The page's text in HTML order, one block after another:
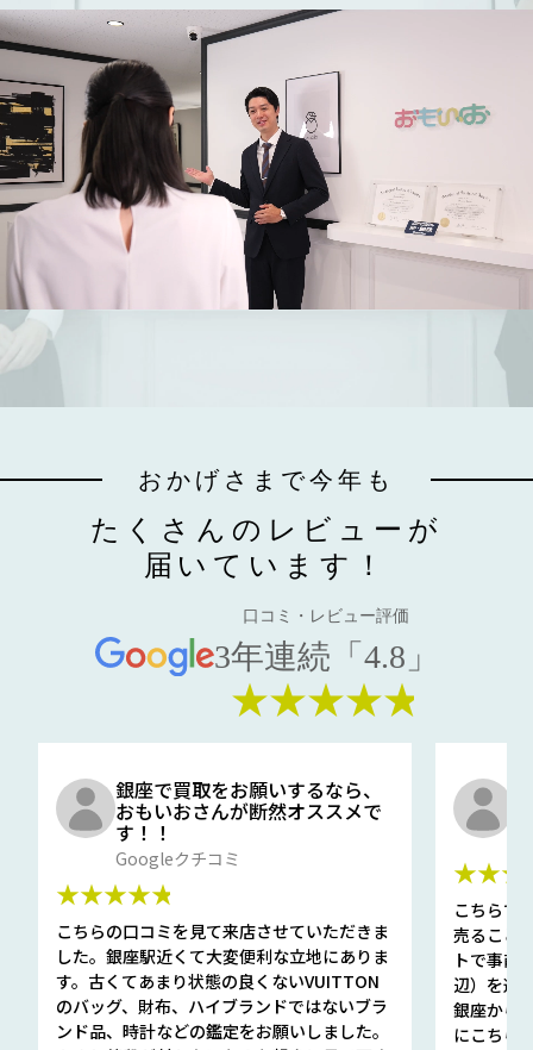
おかげさまで今年も
たくさんのレビューが
届いています！
口コミ・レビュー評価
3年連続「4.8」
★★★★★
銀座で買取をお願いするなら、
おもいおさんが断然オススメで
す！！
Googleクチコミ
★★★★★
こちらの口コミを見て来店させていただきま
した。銀座駅近くて大変便利な立地にありま
す。古くてあまり状態の良くないVUITTON
のバッグ、財布、ハイブランドではないブラ
ンド品、時計などの鑑定をお願いしました。
こちらで
売ること
トで事前
辺）を選
銀座から
にこちら